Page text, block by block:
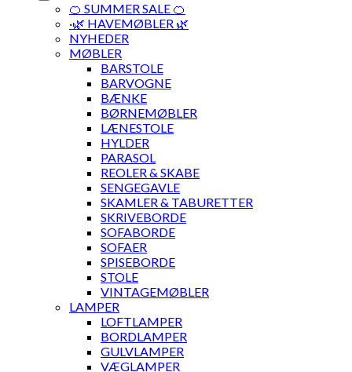
🍊 SUMMER SALE 🍊
·🌿 HAVEMØBLER 🌿
NYHEDER
MØBLER
BARSTOLE
BARVOGNE
BÆNKE
BØRNEMØBLER
LÆNESTOLE
HYLDER
PARASOL
REOLER & SKABE
SENGEGAVLE
SKAMLER & TABURETTER
SKRIVEBORDE
SOFABORDE
SOFAER
SPISEBORDE
STOLE
VINTAGEMØBLER
LAMPER
LOFTLAMPER
BORDLAMPER
GULVLAMPER
VÆGLAMPER